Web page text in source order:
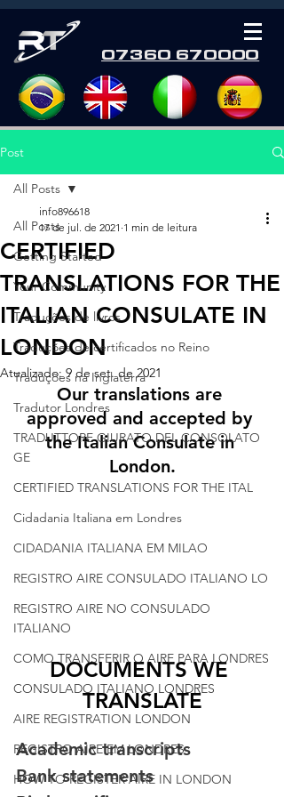
07360 670000
Post
All Posts
Getting Started
Your Community
Traduções de livros
Traduções de certificados no Reino
Traduções na Inglaterra
Tradutor Londres
TRADUTTORE GIURATO DEL CONSOLATO
GE
CERTIFIED TRANSLATIONS FOR THE ITAL
Cidadania Italiana em Londres
CIDADANIA ITALIANA EM MILAO
REGISTRO AIRE CONSULADO ITALIANO LO
REGISTRO AIRE NO CONSULADO
ITALIANO
COMO TRANSFERIR O AIRE PARA LONDRES
CONSULADO ITALIANO LONDRES
AIRE REGISTRATION LONDON
REGISTRO AIRE EM LONDRES
HOW TO REGISTER AIRE IN LONDON
All Posts
CERTIFIED
TRANSLATIONS FOR THE
ITALIAN CONSULATE IN
LONDON
info896618
17 de jul. de 2021 1 min de leitura
Atualizado:9 de set. de 2021
Our translations are
approved and accepted by
the Italian Consulate in
London.
DOCUMENTS WE
TRANSLATE
Academic transcripts
Bank statements